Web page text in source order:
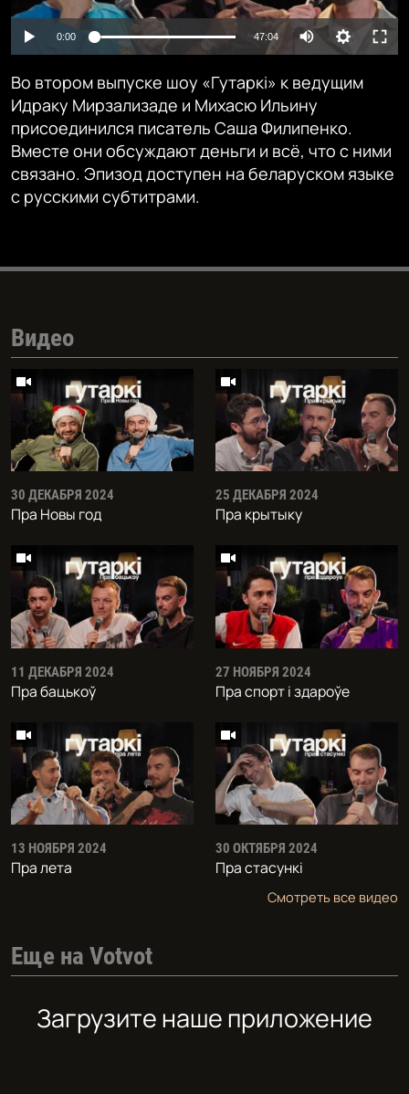
720p 1080p
0:00 47:04
360p
480p
720p
Во втором выпуске шоу «Гутаркі» к ведущим
Идраку Мирзализаде и Михасю Ильину
присоединился писатель Саша Филипенко.
Вместе они обсуждают деньги и всё, что с ними
связано. Эпизод доступен на беларуском языке
с русскими субтитрами.
Видео
30 ДЕКАБРЯ 2024
Пра Новы год
25 ДЕКАБРЯ 2024
Пра крытыку
11 ДЕКАБРЯ 2024
Пра бацькоў
27 НОЯБРЯ 2024
Пра спорт і здароўе
13 НОЯБРЯ 2024
Пра лета
30 ОКТЯБРЯ 2024
Пра стасункi
Смотреть все видео
Еще на Votvot
Загрузите наше приложение